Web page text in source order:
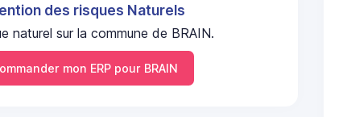
des risques Naturels
naturel sur la commune de BRAIN.
mon ERP pour BRAIN